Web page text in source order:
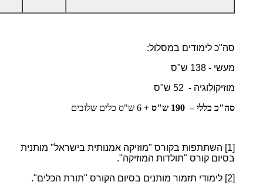
סה"כ לימודים במסלול:
מעשי - 138 ש"ס
מוזיקולוגיה - 52 ש"ס
סה"כ כללי – 190 ש"ס
+ 6 ש"ס כלים שלובים
[1]
השתתפות בקורס "מוזיקה אמנותית בישראל" מותנית
בסיום קורס "תולדות המוזיקה".
[2]
לימודי תזמור מותנים בסיום הקורס "תורת הכלים".